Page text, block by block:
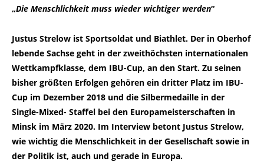
„Die Menschlichkeit muss wieder wichtiger werden“
Justus Strelow ist Sportsoldat und Biathlet. Der in Oberhof
lebende Sachse geht in der zweithöchsten internationalen
Wettkampfklasse, dem IBU-Cup, an den Start. Zu seinen
bisher größten Erfolgen gehören ein dritter Platz im IBU-
Cup im Dezember 2018 und die Silbermedaille in der
Single-Mixed- Staffel bei den Europameisterschaften in
Minsk im März 2020. Im Interview betont Justus Strelow,
wie wichtig die Menschlichkeit in der Gesellschaft sowie in
der Politik ist, auch und gerade in Europa.